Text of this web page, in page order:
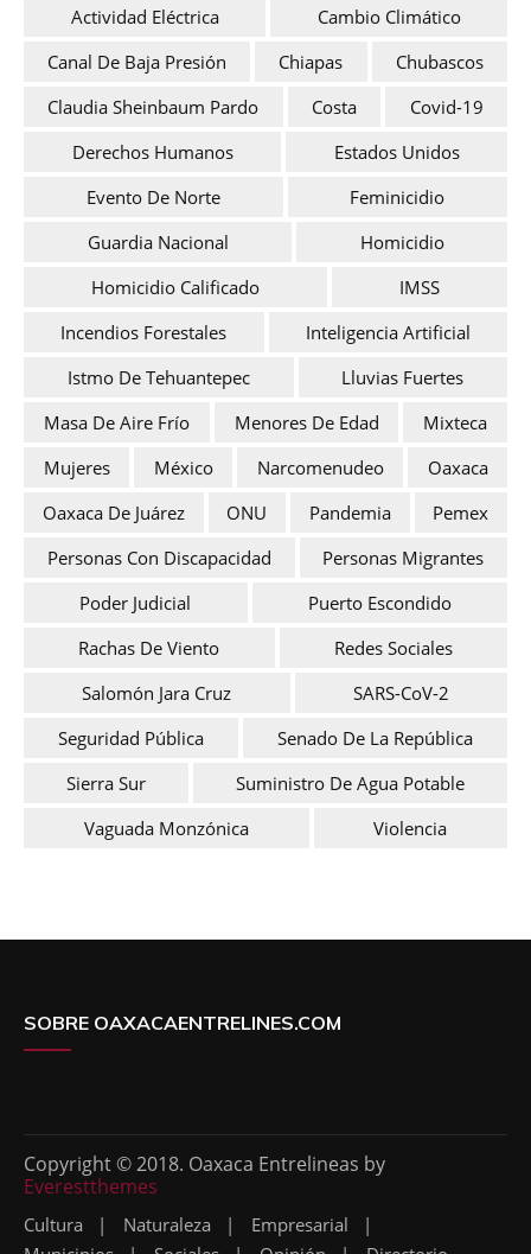
Actividad Eléctrica
Cambio Climático
Canal De Baja Presión
Chiapas
Chubascos
Claudia Sheinbaum Pardo
Costa
Covid-19
Derechos Humanos
Estados Unidos
Evento De Norte
Feminicidio
Guardia Nacional
Homicidio
Homicidio Calificado
IMSS
Incendios Forestales
Inteligencia Artificial
Istmo De Tehuantepec
Lluvias Fuertes
Masa De Aire Frío
Menores De Edad
Mixteca
Mujeres
México Narcomenudeo
Oaxaca
Oaxaca De Juárez
ONU Pandemia
Pemex
Personas Con Discapacidad
Personas Migrantes
Poder Judicial
Puerto Escondido
Rachas De Viento
Redes Sociales
Salomón Jara Cruz
SARS-CoV-2
Seguridad Pública
Senado De La República
Sierra Sur
Suministro De Agua Potable
Vaguada Monzónica
Violencia
SOBRE OAXACAENTRELINES.COM
Copyright © 2018. Oaxaca Entrelineas by
Everestthemes
Cultura Naturaleza
Empresarial